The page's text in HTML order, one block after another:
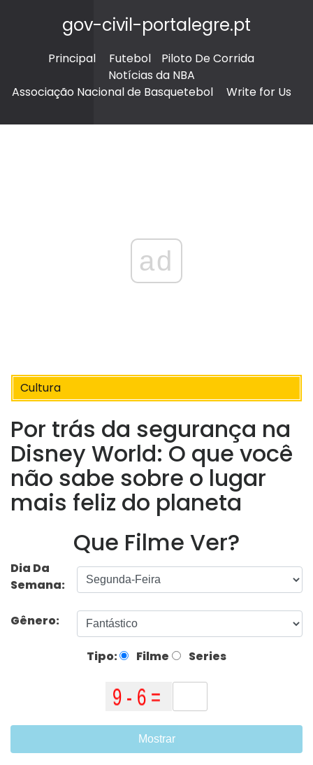
gov-civil-portalegre.pt
Principal Futebol
Piloto De Corrida
Notícias da NBA
Associação Nacional de Basquetebol
Write for Us
ad
Cultura
Por trás da segurança na
Disney World: O que você
não sabe sobre o lugar
mais feliz do planeta
Que Filme Ver?
Dia Da
Semana:
Gênero:
Tipo: Filme Series
Mostrar